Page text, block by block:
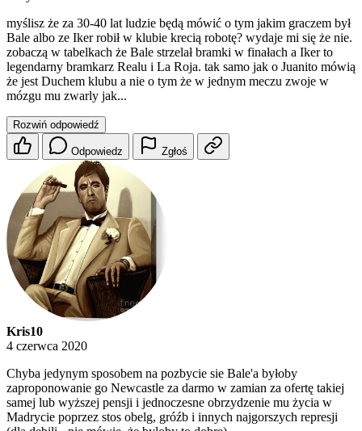
myślisz że za 30-40 lat ludzie będą mówić o tym jakim graczem był
Bale albo ze Iker robił w klubie krecią robotę? wydaje mi się że nie.
zobaczą w tabelkach że Bale strzelał bramki w finałach a Iker to
legendarny bramkarz Realu i La Roja. tak samo jak o Juanito mówią
że jest Duchem klubu a nie o tym że w jednym meczu zwoje w
mózgu mu zwarly jak...
Rozwiń odpowiedź
Odpowiedz Zgłoś
Kris10
4 czerwca 2020
Chyba jedynym sposobem na pozbycie sie Bale'a byłoby
zaproponowanie go Newcastle za darmo w zamian za ofertę takiej
samej lub wyższej pensji i jednoczesne obrzydzenie mu życia w
Madrycie poprzez stos obelg, gróźb i innych najgorszych represji